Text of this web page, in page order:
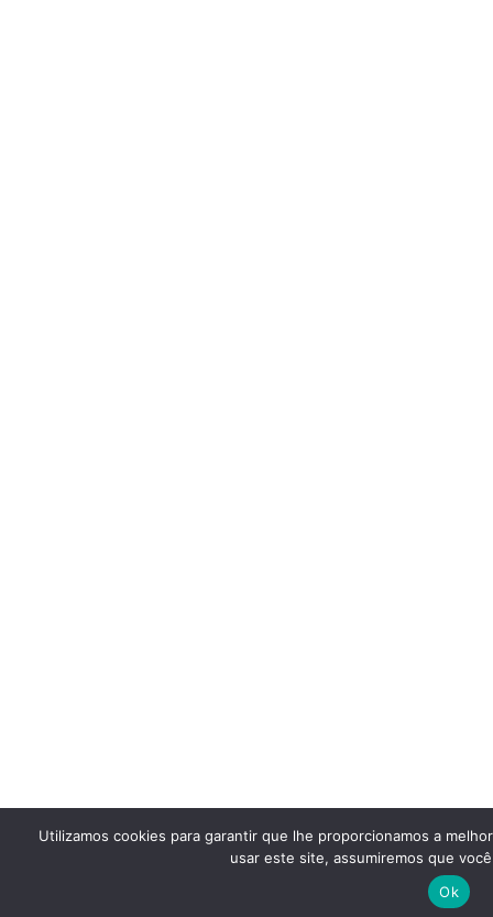
Utilizamos cookies para garantir que lhe proporcionamos a
usar este site, assumiremos que
Ok